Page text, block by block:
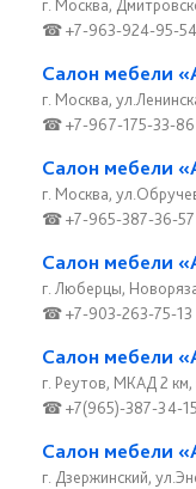
г. Москва,
☎ +7-963-924-95-54
Салон мебели
г. Москва,
☎ +7-967-175-33-86
Салон мебели
г. Москва,
☎ +7-965-387-36-57
Салон мебели
г. Люберцы,
☎ +7-903-263-75-13
Салон мебели
г. Реутов, МКАД 2 км,
☎ +7(965)-387-34-15
Салон мебели
г. Дзержинский,